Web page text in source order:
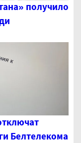
получило
Белтелекома